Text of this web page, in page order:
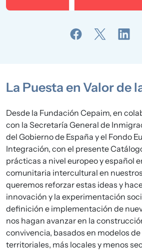
La Puesta en Valor de
Desde la Fundación Cepaim, en
con la Secretaría General de
del Gobierno de España y el Fondo
Integración, con el presente
prácticas a nivel europeo y español
comunitaria intercultural en
queremos reforzar estas ideas y
innovación y la experimentación
definición e implementación de
nos hagan avanzar en la
convivencia, basados en modelos
territoriales, más locales y menos